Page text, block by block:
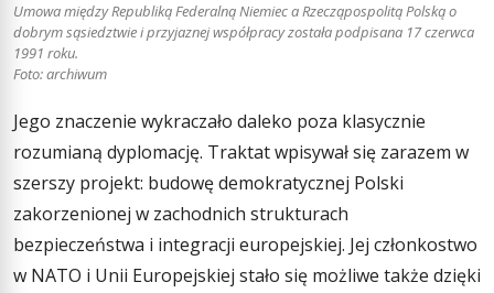
Umowa między Republiką Federalną Niemiec a Rzecząpospolitą Polską o
dobrym sąsiedztwie i przyjaznej współpracy została podpisana 17 czerwca
1991 roku.
Foto: archiwum
Jego znaczenie wykraczało daleko poza klasycznie
rozumianą dyplomację. Traktat wpisywał się zarazem w
szerszy projekt: budowę demokratycznej Polski
zakorzenionej w zachodnich strukturach
bezpieczeństwa i integracji europejskiej. Jej członkostwo
w NATO i Unii Europejskiej stało się możliwe także dzięki